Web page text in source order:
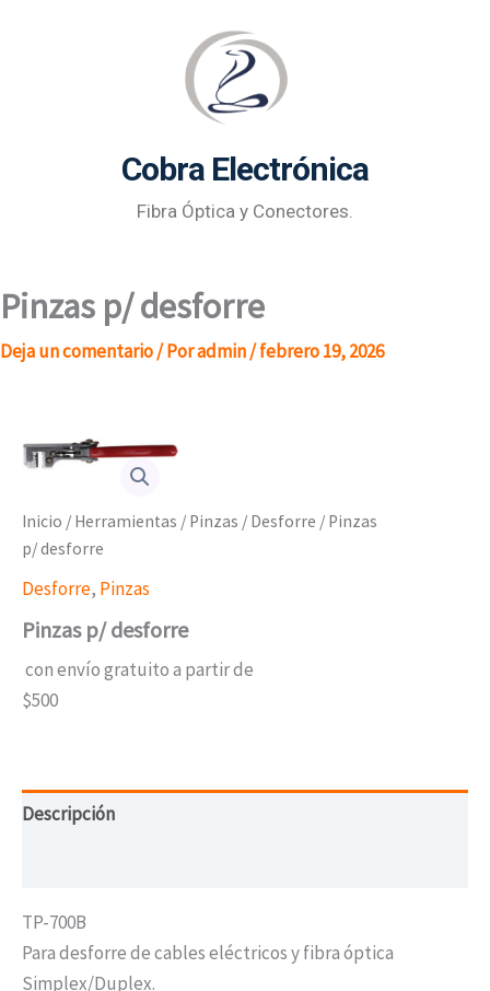
Cobra Electrónica
Fibra Óptica y Conectores.
Pinzas p/ desforre
Deja un comentario/ Poradmin/febrero 19, 2026
Inicio / Herramientas / Pinzas / Desforre / Pinzas
p/ desforre
Desforre, Pinzas
Pinzas p/ desforre
con envío gratuito a partir de
$500
Descripción
TP-700B
Para desforre de cables eléctricos y fibra óptica
Simplex/Duplex.